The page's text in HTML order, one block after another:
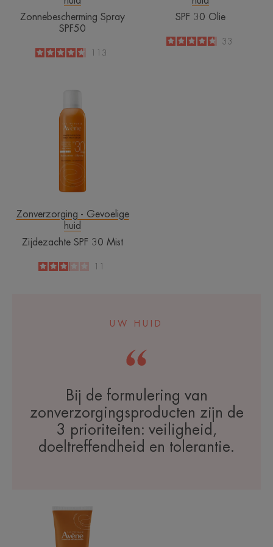
Zonnebescherming Spray
SPF50
4.7
/5113
SPF 30 Olie
4.8
/
5
33
30
Mist
Zonverzorging - Gevoelige
huid
Zijdezachte SPF 30 Mist
3.1
/511
UW HUID
Bij de formulering van
zonverzorgingsproducten zijn de
3 prioriteiten: veiligheid,
doeltreffendheid en tolerantie.
50+
Melk